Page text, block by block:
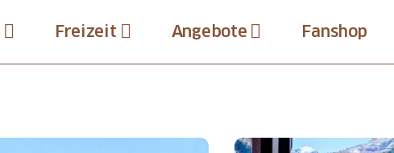
Freizeit Angebote Fanshop